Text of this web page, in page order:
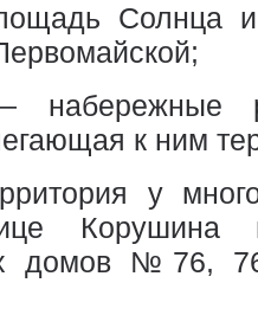
Солнца и
набережные
к ним
у
Корушина
домов №76,